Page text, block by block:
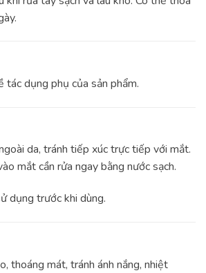
tác dụng phụ của sản phẩm.
da, tránh tiếp xúc trực tiếp với mắt.
mắt cần rửa ngay bằng nước sạch.
dụng trước khi dùng.
thoáng mát, tránh ánh nắng, nhiệt